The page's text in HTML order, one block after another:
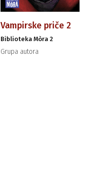
Vampirske priče 2
Biblioteka Mòra 2
Grupa autora